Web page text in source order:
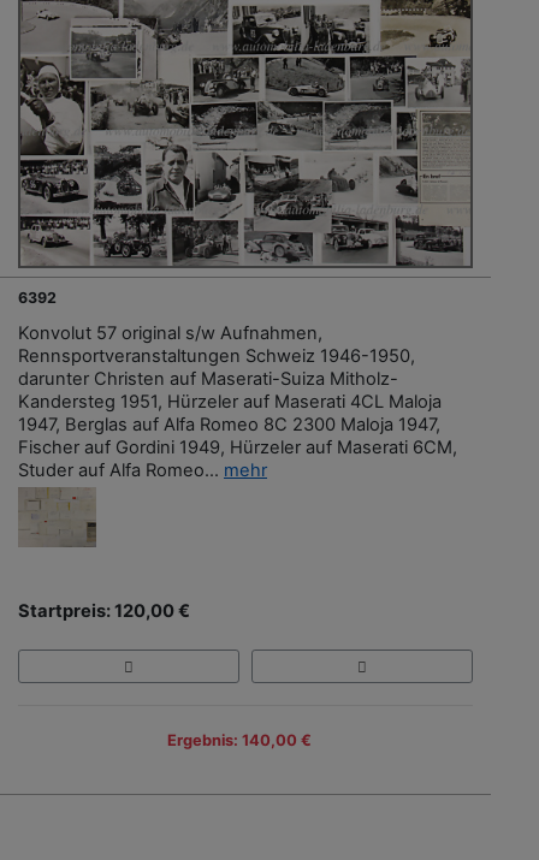
6392
Konvolut 57 original s/w Aufnahmen,
Rennsportveranstaltungen Schweiz 1946-1950,
darunter Christen auf Maserati-Suiza Mitholz-
Kandersteg 1951, Hürzeler auf Maserati 4CL Maloja
1947, Berglas auf Alfa Romeo 8C 2300 Maloja 1947,
Fischer auf Gordini 1949, Hürzeler auf Maserati 6CM,
Studer auf Alfa Romeo... mehr
Startpreis: 120,00 €
Ergebnis: 140,00 €